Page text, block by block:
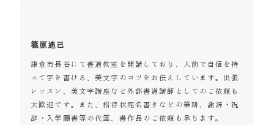
篠原遙己
鎌倉市長谷にて書道教室を開講しており、人前で自信を持
って字を書ける、美文字のコツをお伝えしています。出張
レッスン、美文字講座など外部書道講師としてのご依頼も
大歓迎です。また、招待状宛名書きなどの筆耕、謝辞・祝
辞・入学願書等の代筆、書作品のご依頼も承ります。